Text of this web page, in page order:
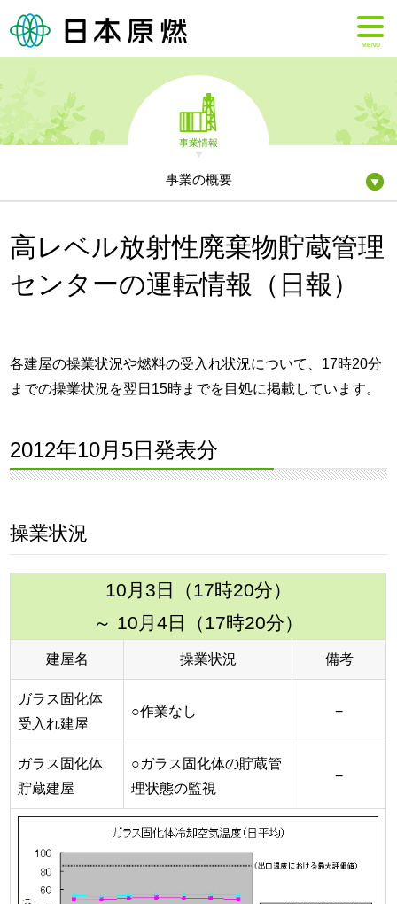
MENU
事業情報
事業の概要
高レベル放射性廃棄物貯蔵管理
センターの運転情報（日報）
各建屋の操業状況や燃料の受入れ状況について、17時20分
までの操業状況を翌日15時までを目処に掲載しています。
2012年10月5日発表分
操業状況
10月3日（17時20分）
～ 10月4日（17時20分）
建屋名 操業状況 備考
ガラス固化体
受入れ建屋
○作業なし −
ガラス固化体
貯蔵建屋
○ガラス固化体の貯蔵管
理状態の監視
−